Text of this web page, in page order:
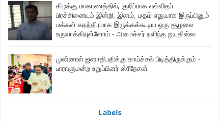
கிழக்கு மாகாணத்தில், குறிப்பாக எவ்விதப்
பிரச்சினையும் இன்றி, இனம், மதம் எதுவாக இருப்பினும்
மக்கள் சுதந்திரமாக இருக்கக்கூடிய ஒரு சூழலை
உருவாக்கியுள்ளோம் - அமைச்சர் நளிந்த ஜயதிஸ்ஸ
முன்னாள் ஜனாதிபதிக்கு காய்ச்சல் பிடித்திருக்கும் -
பாராளுமன்ற உறுப்பினர் ஸ்ரீநேசன்
Labels